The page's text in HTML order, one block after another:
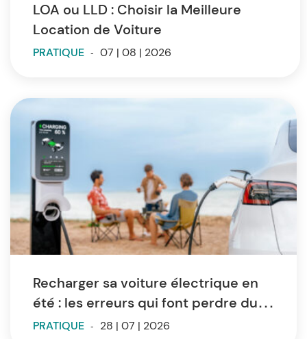
LOA ou LLD : Choisir la Meilleure
Location de Voiture
PRATIQUE - 07 | 08 | 2026
Recharger sa voiture électrique en
été : les erreurs qui font perdre du
temps et de l’autonomie
PRATIQUE - 28 | 07 | 2026